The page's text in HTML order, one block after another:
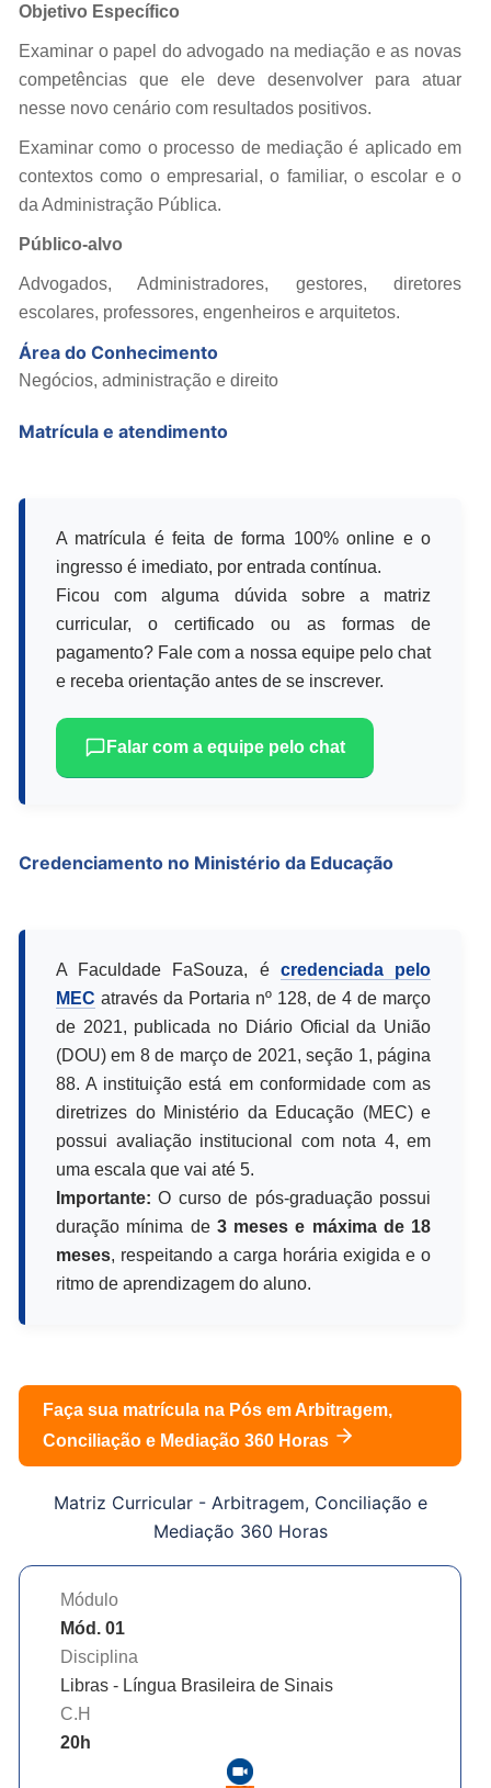
Objetivo Específico
Examinar o papel do advogado na mediação e as novas
competências que ele deve desenvolver para atuar
nesse novo cenário com resultados positivos.
Examinar como o processo de mediação é aplicado em
contextos como o empresarial, o familiar, o escolar e o
da Administração Pública.
Público-alvo
Advogados, Administradores, gestores, diretores
escolares, professores, engenheiros e arquitetos.
Área do Conhecimento
Negócios, administração e direito
Matrícula e atendimento
A matrícula é feita de forma 100% online e o
ingresso é imediato, por entrada contínua.
Ficou com alguma dúvida sobre a matriz
curricular, o certificado ou as formas de
pagamento? Fale com a nossa equipe pelo chat
e receba orientação antes de se inscrever.
Falar com a equipe pelo chat
Credenciamento no Ministério da Educação
A Faculdade FaSouza, é credenciada pelo
MEC através da Portaria nº 128, de 4 de março
de 2021, publicada no Diário Oficial da União
(DOU) em 8 de março de 2021, seção 1, página
88. A instituição está em conformidade com as
diretrizes do Ministério da Educação (MEC) e
possui avaliação institucional com nota 4, em
uma escala que vai até 5.
Importante: O curso de pós-graduação possui
duração mínima de 3 meses e máxima de 18
meses, respeitando a carga horária exigida e o
ritmo de aprendizagem do aluno.
Faça sua matrícula na Pós emArbitragem,
Conciliação e Mediação 360 Horas
Matriz Curricular - Arbitragem, Conciliação e
Mediação 360 Horas
Módulo
Mód. 01
Disciplina
Libras - Língua Brasileira de Sinais
C.H
20h